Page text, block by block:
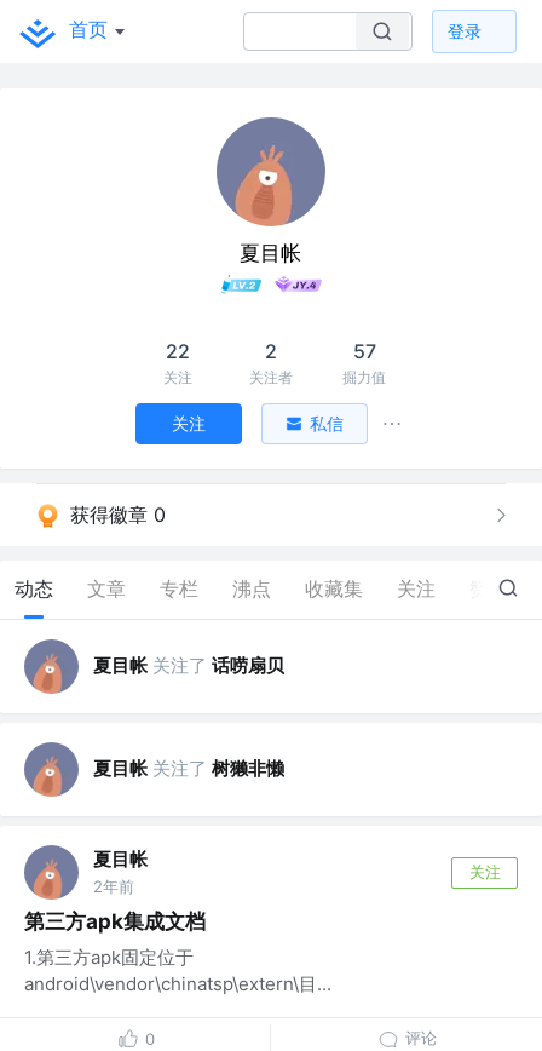
首页 登录
夏目帐
22
关注
2
关注者
57
掘力值
关注 私信
获得徽章 0
动态 文章 专栏 沸点 收藏集 关注 1
夏目帐 关注了 话唠扇贝
夏目帐 关注了 树獭非懒
夏目帐
2年前
关注
第三方apk集成文档
1.第三方apk固定位于
android\vendor\chinatsp\extern\目...
0 评论